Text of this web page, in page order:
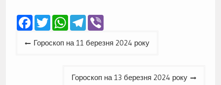
Facebook
TwitterWhatsApp
Telegram
Viber
Навігація
Гороскоп на 11 березня 2024 року
Гороскоп на 13 березня 2024 року